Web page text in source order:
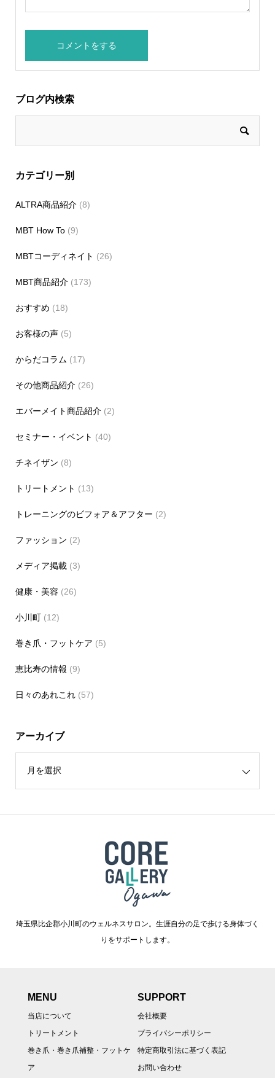
ブログ内検索
カテゴリー別
ALTRA商品紹介(8)
MBT How To(9)
MBTコーディネイト (26)
MBT商品紹介(173)
おすすめ (18)
お客様の声(5)
からだコラム (17)
その他商品紹介(26)
エバーメイト商品紹介(2)
セミナー・イベント (40)
チネイザン (8)
トリートメント (13)
トレーニングのビフォア＆アフター (2)
ファッション (2)
メディア掲載(3)
健康・美容 (26)
小川町(12)
巻き爪・フットケア (5)
恵比寿の情報 (9)
日々のあれこれ(57)
アーカイブ
埼玉県比企郡小川町のウェルネスサロン。生涯自分の足で歩ける身体づく
りをサポートします。
MENU
当店について
トリートメント
巻き爪・巻き爪補整・フットケ
ア
SUPPORT
会社概要
プライバシーポリシー
特定商取引法に基づく表記
お問い合わせ